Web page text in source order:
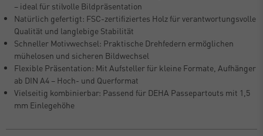
– ideal für stilvolle Bildpräsentation
Natürlich gefertigt: FSC-zertifiziertes Holz für verantwortungsvolle
Qualität und langlebige Stabilität
Schneller Motivwechsel: Praktische Drehfedern ermöglichen
mühelosen und sicheren Bildwechsel
Flexible Präsentation: Mit Aufsteller für kleine Formate, Aufhänger
ab DIN A4 – Hoch- und Querformat
Vielseitig kombinierbar: Passend für DEHA Passepartouts mit 1,5
mm Einlegehöhe